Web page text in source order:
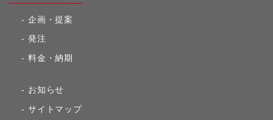
企画・提案
発注
料金・納期
お知らせ
サイトマップ